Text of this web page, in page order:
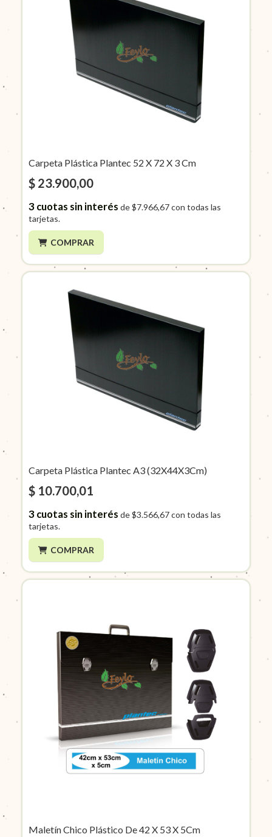
Carpeta Plástica Plantec 52 X 72 X 3 Cm
$ 23.900,00
3cuotas sin interés de$7.966,67con todas las
tarjetas.
COMPRAR
Carpeta Plástica Plantec A3 (32X44X3Cm)
$ 10.700,01
3cuotas sin interés de$3.566,67con todas las
tarjetas.
COMPRAR
Maletín Chico Plástico De 42 X 53 X 5Cm